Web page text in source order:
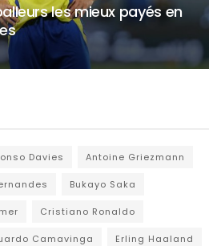
les mieux payés en
Davies Antoine Griezmann
Bukayo Saka
Cristiano Ronaldo
Camavinga Erling Haaland